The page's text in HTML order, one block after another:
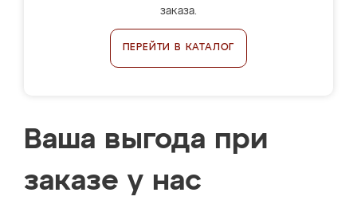
заказа.
ПЕРЕЙТИ В КАТАЛОГ
Ваша выгода при
заказе у нас